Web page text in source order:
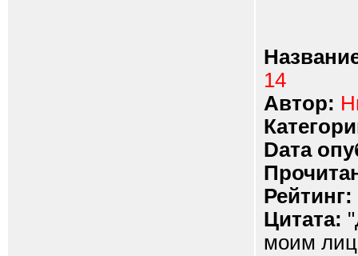
14
Автор:
Dата
Рейтинг:
Цитата:
моим